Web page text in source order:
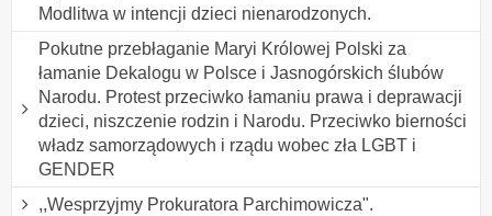
Modlitwa w intencji dzieci nienarodzonych.
Pokutne przebłaganie Maryi Królowej Polski za
łamanie Dekalogu w Polsce i Jasnogórskich ślubów
Narodu. Protest przeciwko łamaniu prawa i deprawacji
dzieci, niszczenie rodzin i Narodu. Przeciwko bierności
władz samorządowych i rządu wobec zła LGBT i
GENDER
,,Wesprzyjmy Prokuratora Parchimowicza".